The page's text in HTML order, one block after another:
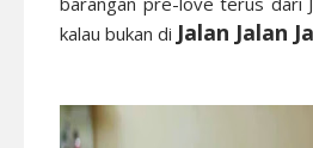
kalau bukan di Jalan Jalan